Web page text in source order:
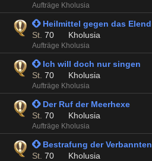
Aufträge Kholusia
 Heilmittel gegen das Elend
St. 70 Kholusia
Aufträge Kholusia
 Ich will doch nur singen
St. 70 Kholusia
Aufträge Kholusia
 Der Ruf der Meerhexe
St. 70 Kholusia
Aufträge Kholusia
 Bestrafung der Verbannten
St. 70 Kholusia